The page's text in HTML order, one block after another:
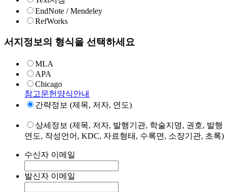
EndNote / Mendeley
RefWorks
서지정보의 형식을 선택하세요
MLA
APA
Chicago
참고문헌양식안내
간략정보 (제목, 저자, 연도)
상세정보 (제목, 저자, 발행기관, 학술지명, 권호, 발행
연도, 작성언어, KDC, 자료형태, 수록면, 소장기관, 초록)
수신자 이메일
발신자 이메일